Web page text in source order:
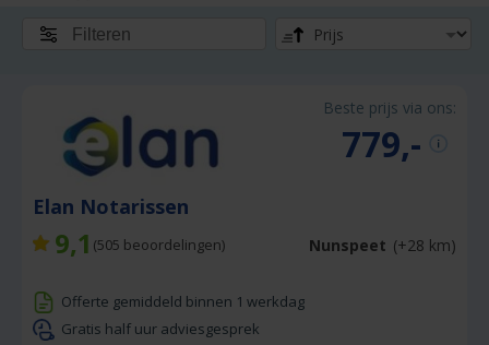
Filteren
Beste prijs via ons:
779,-
Elan Notarissen
9,1 (505 beoordelingen) Nunspeet (+28 km)
Offerte gemiddeld binnen 1 werkdag
Gratis half uur adviesgesprek